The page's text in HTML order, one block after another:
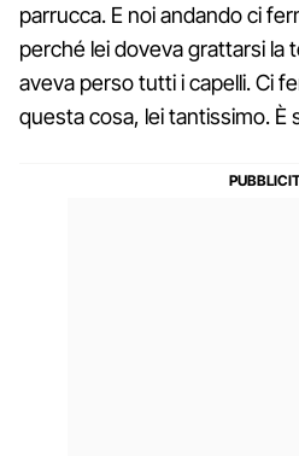
parrucca. E noi andando ci
perché lei doveva grattarsi la
aveva perso tutti i capelli. Ci
questa cosa, lei tantissimo. È